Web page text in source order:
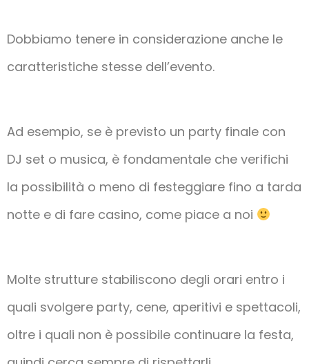
Dobbiamo tenere in considerazione anche le
caratteristiche stesse dell’evento.
Ad esempio, se è previsto un party finale con
DJ set o musica, è fondamentale che verifichi
la possibilità o meno di festeggiare fino a tarda
notte e di fare casino, come piace a noi
Molte strutture stabiliscono degli orari entro i
quali svolgere party, cene, aperitivi e spettacoli,
oltre i quali non è possibile continuare la festa,